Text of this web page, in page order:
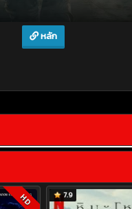
หลัก
HD 7.9